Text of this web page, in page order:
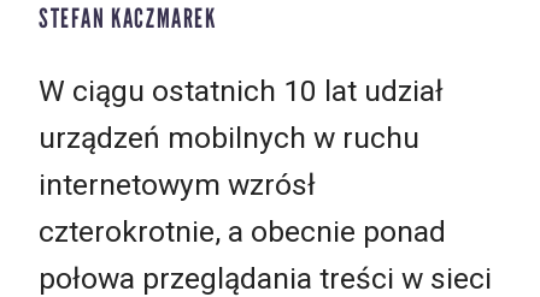
STEFAN KACZMAREK
W ciągu ostatnich 10 lat udział
urządzeń mobilnych w ruchu
internetowym wzrósł
czterokrotnie, a obecnie ponad
połowa przeglądania treści w sieci